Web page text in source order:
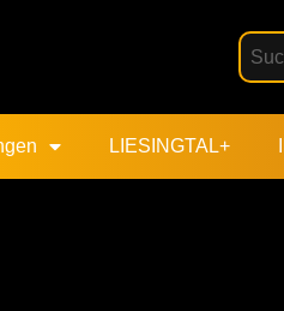
LIESINGTAL+